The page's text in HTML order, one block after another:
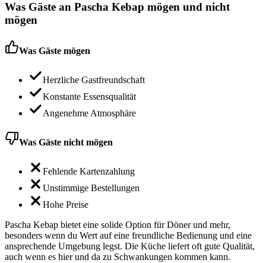
Was Gäste an Pascha Kebap mögen und nicht
mögen
Was Gäste mögen
Herzliche Gastfreundschaft
Konstante Essensqualität
Angenehme Atmosphäre
Was Gäste nicht mögen
Fehlende Kartenzahlung
Unstimmige Bestellungen
Hohe Preise
Pascha Kebap bietet eine solide Option für Döner und mehr,
besonders wenn du Wert auf eine freundliche Bedienung und eine
ansprechende Umgebung legst. Die Küche liefert oft gute Qualität,
auch wenn es hier und da zu Schwankungen kommen kann.